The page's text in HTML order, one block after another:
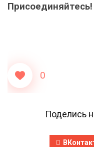
Присоединяйтесь!
0
Поделись